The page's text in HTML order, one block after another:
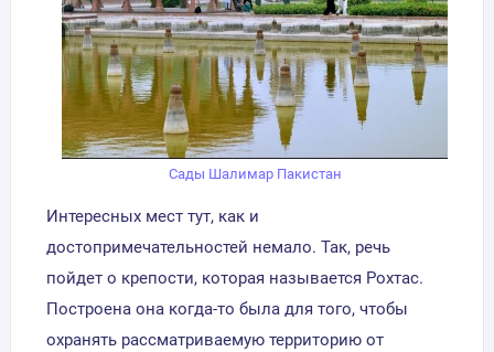
Сады Шалимар Пакистан
Интересных мест тут, как и
достопримечательностей немало. Так, речь
пойдет о крепости, которая называется Рохтас.
Построена она когда-то была для того, чтобы
охранять рассматриваемую территорию от